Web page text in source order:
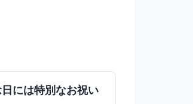
には特別なお祝い